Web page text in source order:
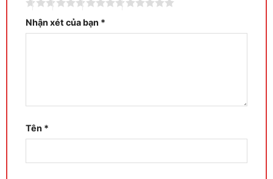
Nhận xét của bạn *
Tên *